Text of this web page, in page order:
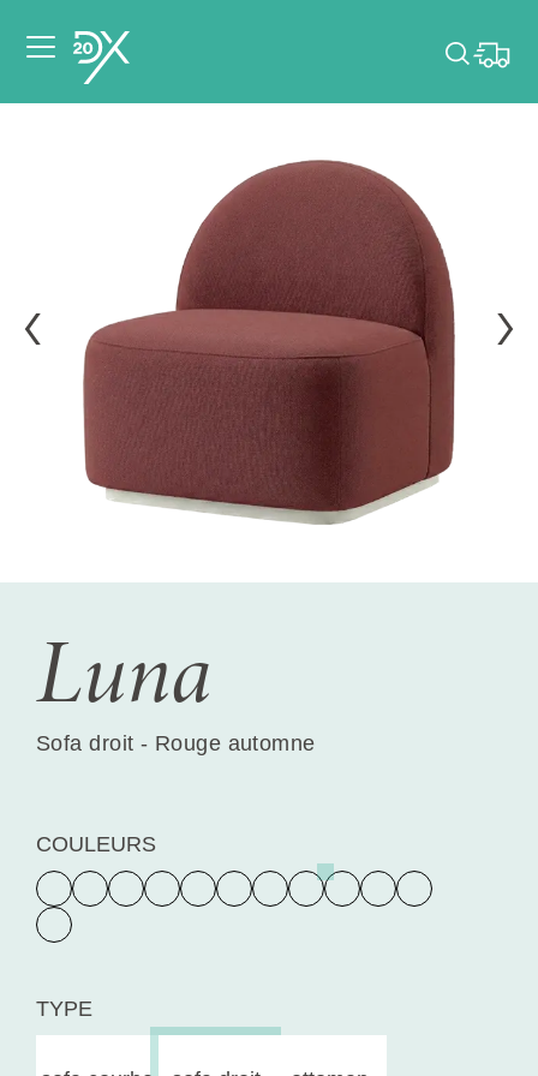
dates de votre
événement.
Choisir mes dates
Luna
Sofa droit - Rouge automne
COULEURS
TYPE